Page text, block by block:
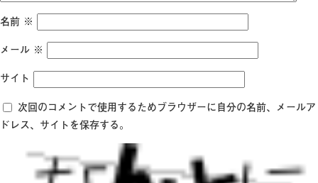
名前 ※
メール ※
サイト
次回のコメントで使用するためブラウザーに自分の名前、メールア
ドレス、サイトを保存する。